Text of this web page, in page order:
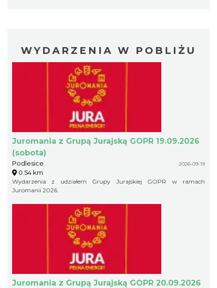
WYDARZENIA W POBLIŻU
Juromania z Grupą Jurajską GOPR 19.09.2026
(sobota)
Podlesice 2026-09-19
0.54 km
Wydarzenia z udziałem Grupy Jurajskiej GOPR w ramach
Juromanii 2026.
Juromania z Grupą Jurajską GOPR 20.09.2026